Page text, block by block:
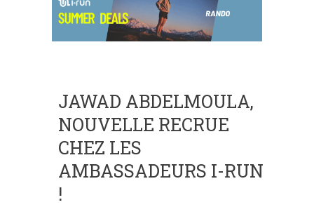
JAWAD ABDELMOULA,
NOUVELLE RECRUE
CHEZ LES
AMBASSADEURS I-RUN
!